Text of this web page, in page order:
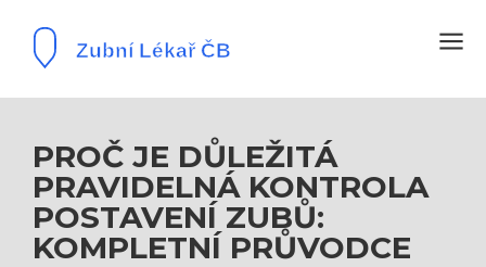
PROČ JE DŮLEŽITÁ
PRAVIDELNÁ KONTROLA
POSTAVENÍ ZUBŮ:
KOMPLETNÍ PRŮVODCE